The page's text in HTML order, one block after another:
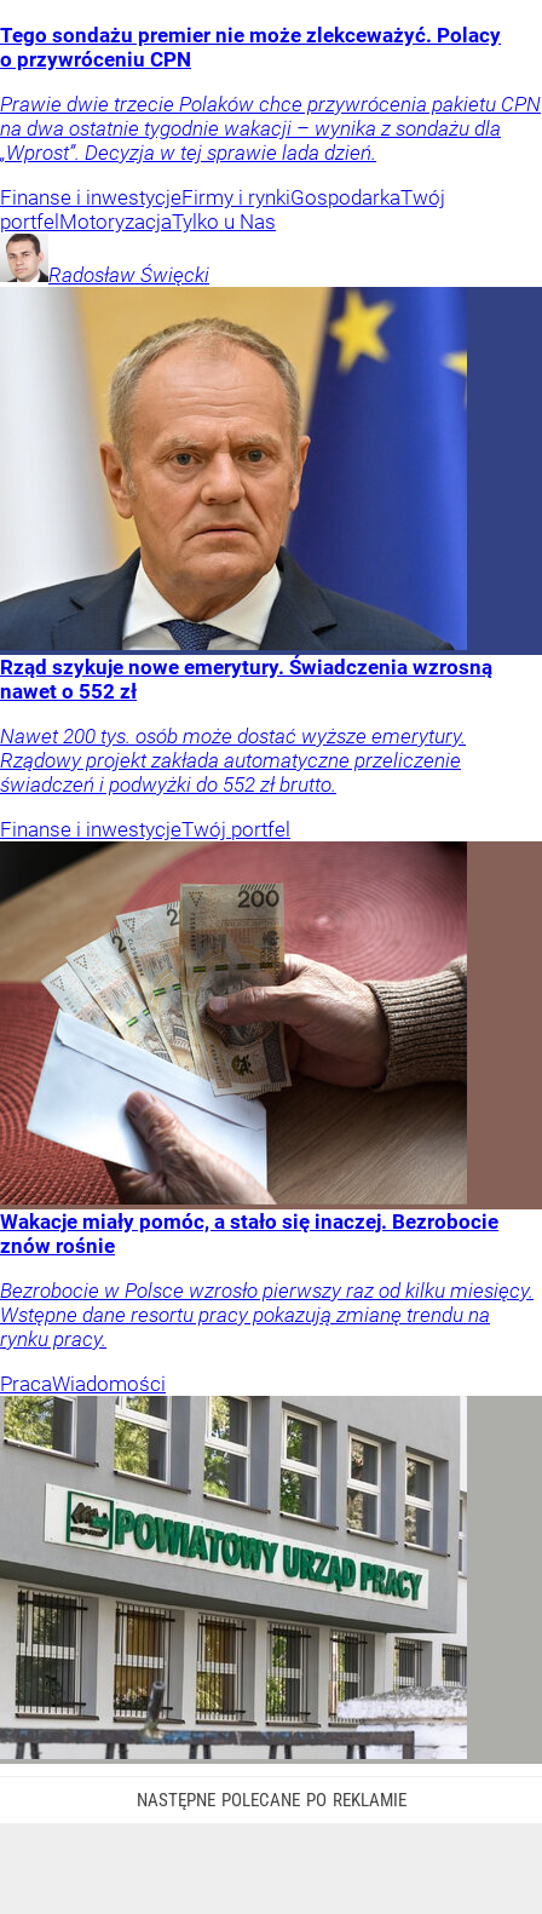
Tego sondażu premier nie może zlekceważyć. Polacy
o przywróceniu CPN
Prawie dwie trzecie Polaków chce przywrócenia pakietu CPN
na dwa ostatnie tygodnie wakacji – wynika z sondażu dla
„Wprost”. Decyzja w tej sprawie lada dzień.
Finanse i inwestycjeFirmy i rynkiGospodarkaTwój
portfel MotoryzacjaTylko u Nas
Radosław Święcki
Rząd szykuje nowe emerytury. Świadczenia wzrosną
nawet o 552 zł
Nawet 200 tys. osób może dostać wyższe emerytury.
Rządowy projekt zakłada automatyczne przeliczenie
świadczeń i podwyżki do 552 zł brutto.
Finanse i inwestycjeTwój portfel
Wakacje miały pomóc, a stało się inaczej. Bezrobocie
znów rośnie
Bezrobocie w Polsce wzrosło pierwszy raz od kilku miesięcy.
Wstępne dane resortu pracy pokazują zmianę trendu na
rynku pracy.
PracaWiadomości